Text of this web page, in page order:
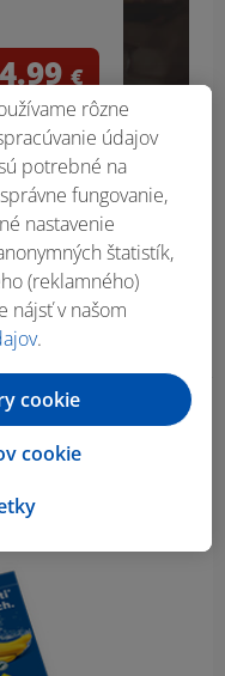
€
rôzne
údajov
potrebné na
fungovanie,
nastavenie
štatistík,
(reklamného)
nájsť v našom
.
cookie
cookie